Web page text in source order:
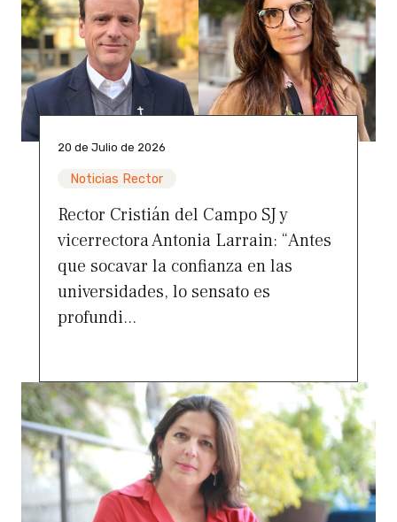
20 de Julio de 2026
Noticias Rector
Rector Cristián del Campo SJ y
vicerrectora Antonia Larrain: “Antes
que socavar la confianza en las
universidades, lo sensato es
profundi...